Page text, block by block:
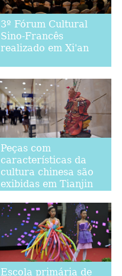
3º Fórum Cultural
Sino-Francês
realizado em Xi'an
Peças com
características da
cultura chinesa são
exibidas em Tianjin
Escola primária de